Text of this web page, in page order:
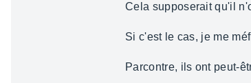
Cela supposerait qu'il
Si c'est le cas, je me
Parcontre, ils ont peut-